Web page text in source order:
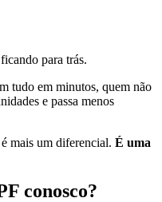
para trás.
tudo em minutos, quem não
e passa menos
mais um diferencial. É uma
conosco?